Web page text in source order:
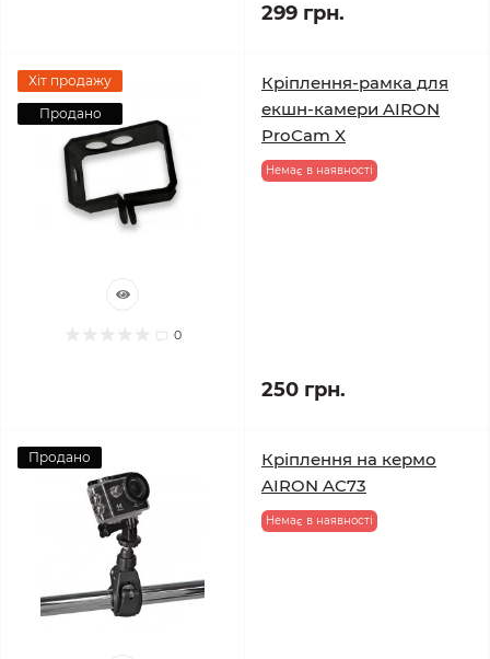
299 грн.
Хіт продажу
Продано
0
Кріплення-рамка для
екшн-камери AIRON
ProCam X
Немає в наявності
250 грн.
Продано
Кріплення на кермо
AIRON AC73
Немає в наявності